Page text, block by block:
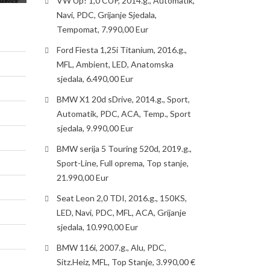
Navi, PDC, Grijanje Sjedala,
Tempomat, 7.990,00 Eur
Ford Fiesta 1,25i Titanium, 2016.g.,
MFL, Ambient, LED, Anatomska
sjedala, 6.490,00 Eur
BMW X1 20d sDrive, 2014.g., Sport,
Automatik, PDC, ACA, Temp., Sport
sjedala, 9.990,00 Eur
BMW serija 5 Touring 520d, 2019.g.,
Sport-Line, Full oprema, Top stanje,
21.990,00 Eur
Seat Leon 2,0 TDI, 2016.g., 150KS,
LED, Navi, PDC, MFL, ACA, Grijanje
sjedala, 10.990,00 Eur
BMW 116i, 2007.g., Alu, PDC,
Sitz.Heiz, MFL, Top Stanje, 3.990,00 €